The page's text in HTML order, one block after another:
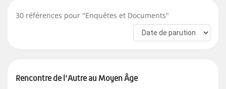
30 références pour "Enquêtes et Documents"
Rencontre de l'Autre au Moyen Âge